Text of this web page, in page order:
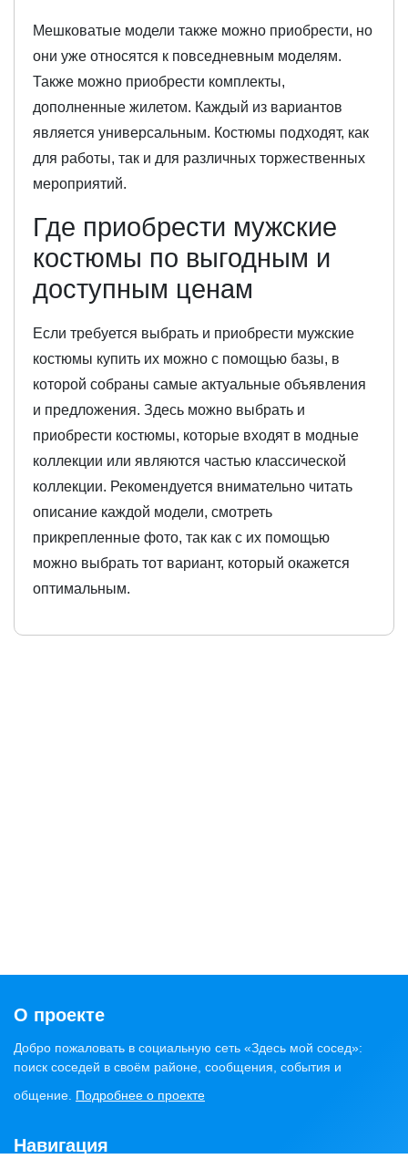
Мешковатые модели также можно приобрести, но
они уже относятся к повседневным моделям.
Также можно приобрести комплекты,
дополненные жилетом. Каждый из вариантов
является универсальным. Костюмы подходят, как
для работы, так и для различных торжественных
мероприятий.
Где приобрести мужские
костюмы по выгодным и
доступным ценам
Если требуется выбрать и приобрести мужские
костюмы купить их можно с помощью базы, в
которой собраны самые актуальные объявления
и предложения. Здесь можно выбрать и
приобрести костюмы, которые входят в модные
коллекции или являются частью классической
коллекции. Рекомендуется внимательно читать
описание каждой модели, смотреть
прикрепленные фото, так как с их помощью
можно выбрать тот вариант, который окажется
оптимальным.
О проекте
Добро пожаловать в социальную сеть «Здесь мой сосед»:
поиск соседей в своём районе, сообщения, события и
общение. Подробнее о проекте
Навигация